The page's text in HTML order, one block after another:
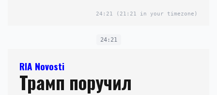
24:21 (21:21 in your timezone)
24:21
RIA Novosti
Трамп поручил